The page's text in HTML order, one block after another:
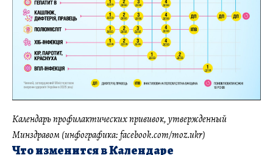
Календарь профилактических прививок, утвержденный
Минздравом (инфографика: facebook.com/moz.ukr)
Что изменится в Календаре